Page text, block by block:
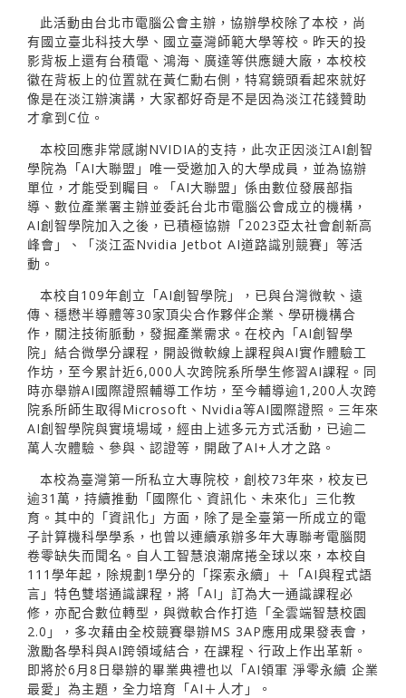
此活動由台北市電腦公會主辦，協辦學校除了本校，尚
有國立臺北科技大學、國立臺灣師範大學等校。昨天的投
影背板上還有台積電、鴻海、廣達等供應鏈大廠，本校校
徽在背板上的位置就在黃仁勳右側，特寫鏡頭看起來就好
像是在淡江辦演講，大家都好奇是不是因為淡江花錢贊助
才拿到C位。
本校回應非常感謝NVIDIA的支持，此次正因淡江AI創智
學院為「AI大聯盟」唯一受邀加入的大學成員，並為協辦
單位，才能受到矚目。「AI大聯盟」係由數位發展部指
導、數位產業署主辦並委託台北市電腦公會成立的機構，
AI創智學院加入之後，已積極協辦「2023亞太社會創新高
峰會」、「淡江盃Nvidia Jetbot AI道路識別競賽」等活
動。
本校自109年創立「AI創智學院」，已與台灣微軟、遠
傳、穩懋半導體等30家頂尖合作夥伴企業、學研機構合
作，關注技術脈動，發掘產業需求。在校內「AI創智學
院」結合微學分課程，開設微軟線上課程與AI實作體驗工
作坊，至今累計近6,000人次跨院系所學生修習AI課程。同
時亦舉辦AI國際證照輔導工作坊，至今輔導逾1,200人次跨
院系所師生取得Microsoft、Nvidia等AI國際證照。三年來
AI創智學院與實境場域，經由上述多元方式活動，已逾二
萬人次體驗、參與、認證等，開啟了AI+人才之路。
本校為臺灣第一所私立大專院校，創校73年來，校友已
逾31萬，持續推動「國際化、資訊化、未來化」三化教
育。其中的「資訊化」方面，除了是全臺第一所成立的電
子計算機科學學系，也曾以連續承辦多年大專聯考電腦閱
卷零缺失而聞名。自人工智慧浪潮席捲全球以來，本校自
111學年起，除規劃1學分的「探索永續」＋「AI與程式語
言」特色雙塔通識課程，將「AI」訂為大一通識課程必
修，亦配合數位轉型，與微軟合作打造「全雲端智慧校園
2.0」，多次藉由全校競賽舉辦MS 3AP應用成果發表會，
激勵各學科與AI跨領域結合，在課程、行政上作出革新。
即將於6月8日舉辦的畢業典禮也以「AI領軍 淨零永續 企業
最愛」為主題，全力培育「AI＋人才」。